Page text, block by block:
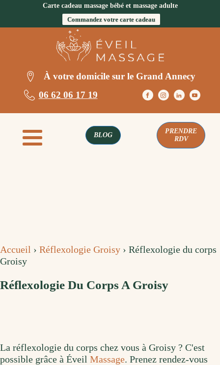
Carte cadeau massage bébé et massage adulte
Commandez votre carte cadeau
À votre domicile sur le Grand Annecy
06 62 06 17 19
BLOG
PRENDRE
RDV
Accueil › Réflexologie Groisy › Réflexologie du corps
Groisy
Réflexologie Du Corps A Groisy
La réflexologie du corps chez vous à Groisy ? C'est
possible grâce à Éveil Massage. Prenez rendez-vous